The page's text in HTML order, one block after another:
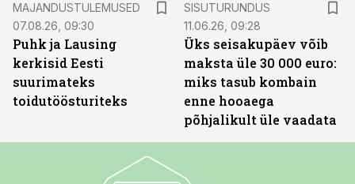
MAJANDUSTULEMUSED
07.08.26, 09:30
Puhk ja Lausing
kerkisid Eesti
suurimateks
toidutöösturiteks
SISUTURUNDUS
11.06.26, 09:28
Üks seisakupäev võib
maksta üle 30 000 euro:
miks tasub kombain
enne hooaega
põhjalikult üle vaadata